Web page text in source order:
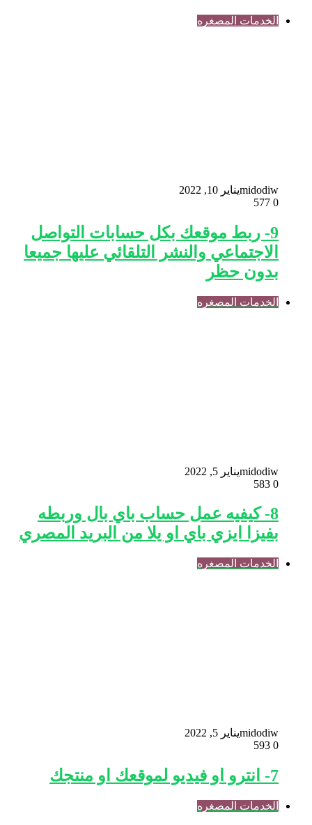
الخدمات المصغره
midodiwيناير 10, 2022
0
9- ربط موقعك بكل حسابات التواصل
الاجتماعي والنشر التلقائي عليها جميعا
بدون حظر
الخدمات المصغره
midodiwيناير 5, 2022
0
8- كيفيه عمل حساب باي بال وربطه
بفيزا ايزي باي او يلا من البريد المصري
الخدمات المصغره
midodiwيناير 5, 2022
0
7- انترو او فيديو لموقعك او منتجك
الخدمات المصغره